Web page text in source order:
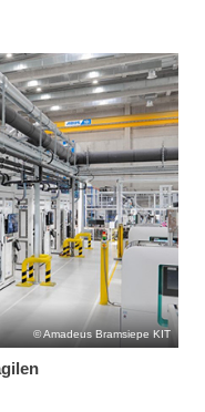
Amadeus Bramsiepe KIT